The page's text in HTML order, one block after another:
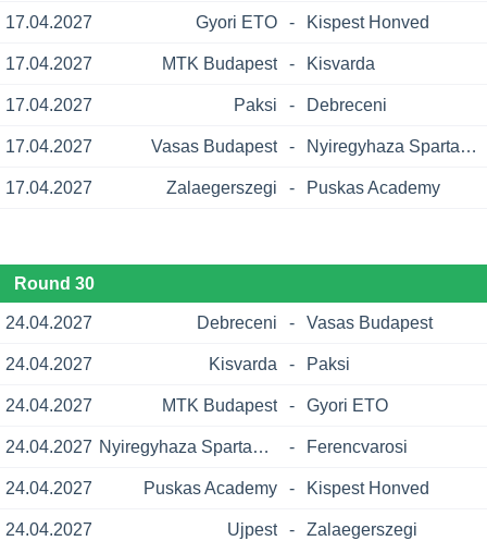
17.04.2027 Gyori ETO - Kispest Honved
17.04.2027 MTK Budapest - Kisvarda
17.04.2027 Paksi - Debreceni
17.04.2027 Vasas Budapest - Nyiregyhaza Spartacus
17.04.2027 Zalaegerszegi - Puskas Academy
Round 30
24.04.2027 Debreceni - Vasas Budapest
24.04.2027 Kisvarda - Paksi
24.04.2027 MTK Budapest - Gyori ETO
24.04.2027 Nyiregyhaza Spartacus - Ferencvarosi
24.04.2027 Puskas Academy - Kispest Honved
24.04.2027 Ujpest - Zalaegerszegi